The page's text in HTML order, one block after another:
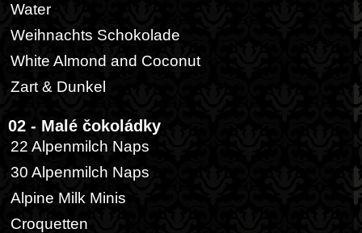
Water
Weihnachts Schokolade
White Almond and Coconut
Zart & Dunkel
02 - Malé čokoládky
22 Alpenmilch Naps
30 Alpenmilch Naps
Alpine Milk Minis
Croquetten